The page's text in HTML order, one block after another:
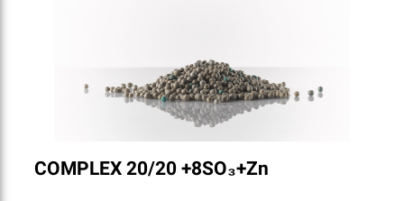
COMPLEX 20/20 +8SO₃+Zn